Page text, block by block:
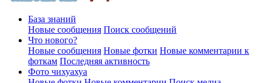
База знаний
Новые сообщения Поиск сообщений
Что нового?
Новые сообщения Новые фотки Новые комментарии к
фоткам Последняя активность
Фото чихуахуа